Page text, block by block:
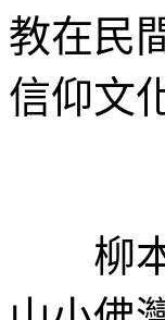
教在民
信仰文
柳本